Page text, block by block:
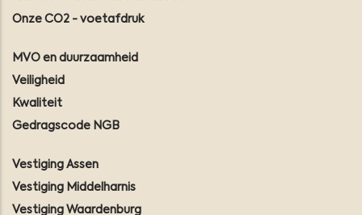
Onze CO2 - voetafdruk
MVO en duurzaamheid
Veiligheid
Kwaliteit
Gedragscode NGB
Vestiging Assen
Vestiging Middelharnis
Vestiging Waardenburg